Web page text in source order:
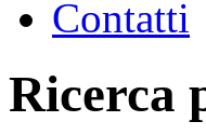
Contatti
Ricerca